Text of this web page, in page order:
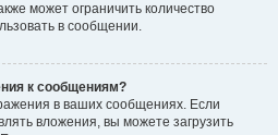
может ограничить количество
в сообщении.
к сообщениям?
в ваших сообщениях. Если
вложения, вы можете загрузить